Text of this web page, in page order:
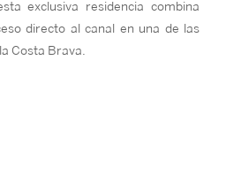
exclusiva residencia combina
directo al canal en una de las
Costa Brava.